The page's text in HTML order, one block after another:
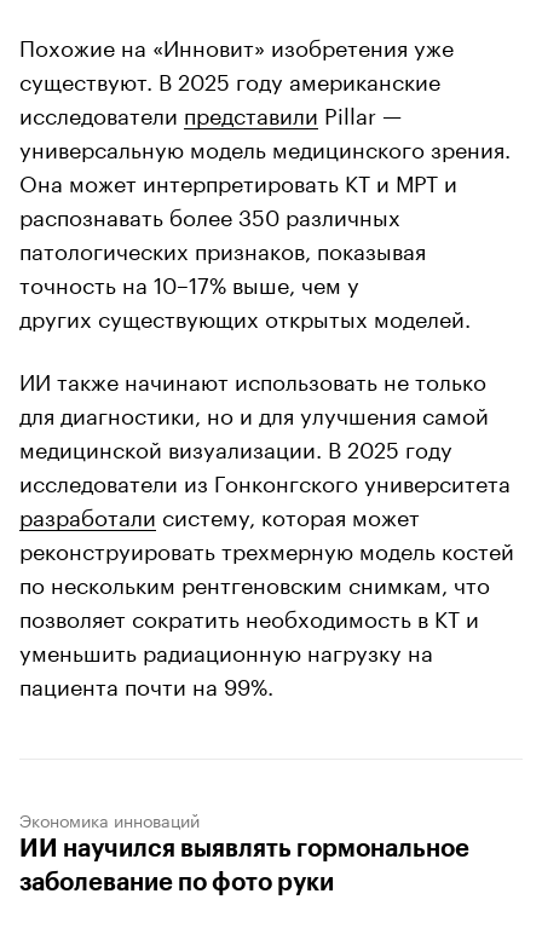
Похожие на «Инновит» изобретения уже
существуют. В 2025 году американские
исследователи представили Pillar —
универсальную модель медицинского зрения.
Она может интерпретировать КТ и МРТ и
распознавать более 350 различных
патологических признаков, показывая
точность на 10–17% выше, чем у
других существующих открытых моделей.
ИИ также начинают использовать не только
для диагностики, но и для улучшения самой
медицинской визуализации. В 2025 году
исследователи из Гонконгского университета
разработали систему, которая может
реконструировать трехмерную модель костей
по нескольким рентгеновским снимкам, что
позволяет сократить необходимость в КТ и
уменьшить радиационную нагрузку на
пациента почти на 99%.
Экономика инноваций
ИИ научился выявлять гормональное
заболевание по фото руки